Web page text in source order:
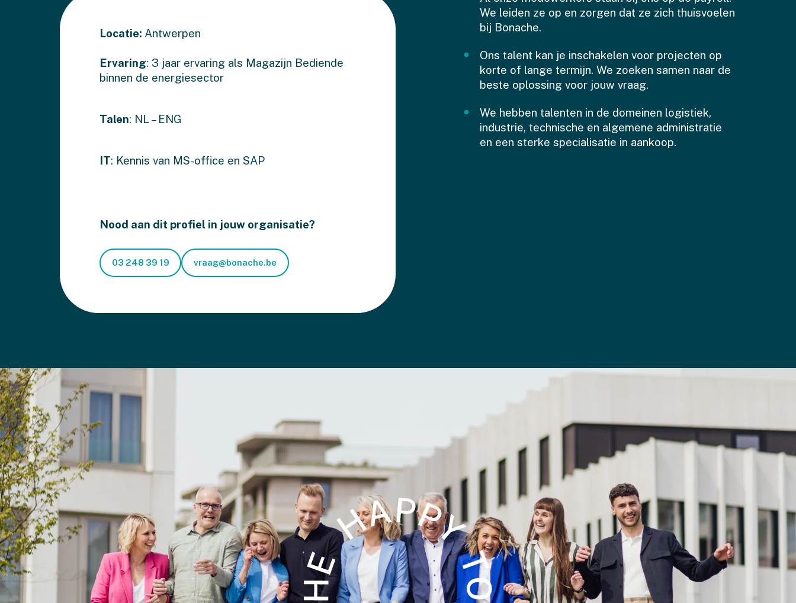
Locatie: Antwerpen
Ervaring: 3 jaar ervaring als Magazijn Bediende
binnen de energiesector
Talen: NL – ENG
IT: Kennis van MS-office en SAP
Nood aan dit profiel in jouw organisatie?
03 248 39 19 vraag@bonache.be
We leiden ze op en zorgen dat ze zich thuisvoelen
bij Bonache.
Ons talent kan je inschakelen voor projecten op
korte of lange termijn. We zoeken samen naar de
beste oplossing voor jouw vraag.
We hebben talenten in de domeinen logistiek,
industrie, technische en algemene administratie
en een sterke specialisatie in aankoop.